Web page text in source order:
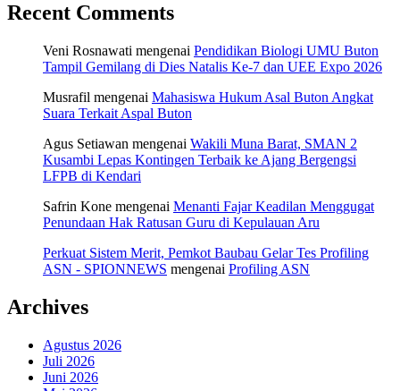
Recent Comments
Veni Rosnawati mengenai Pendidikan Biologi UMU Buton
Tampil Gemilang di Dies Natalis Ke-7 dan UEE Expo 2026
Musrafil mengenai Mahasiswa Hukum Asal Buton Angkat
Suara Terkait Aspal Buton
Agus Setiawan mengenai Wakili Muna Barat, SMAN 2
Kusambi Lepas Kontingen Terbaik ke Ajang Bergengsi
LFPB di Kendari
Safrin Kone mengenai Menanti Fajar Keadilan Menggugat
Penundaan Hak Ratusan Guru di Kepulauan Aru
Perkuat Sistem Merit, Pemkot Baubau Gelar Tes Profiling
ASN - SPIONNEWS mengenai Profiling ASN
Archives
Agustus 2026
Juli 2026
Juni 2026